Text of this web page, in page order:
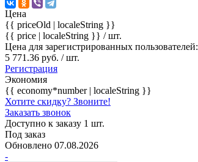
Цена
{{ priceOld | localeString }}
{{ price | localeString }} / шт.
Цена для зарегистрированных пользователей:
5 771.36 руб. / шт.
Регистрация
Экономия
{{ economy*number | localeString }}
Хотите скидку? Звоните!
Заказать звонок
Доступно к заказу 1 шт.
Под заказ
Обновлено 07.08.2026
-